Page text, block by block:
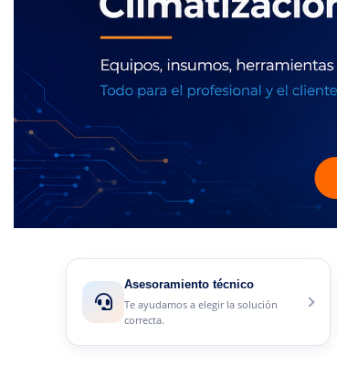
Asesoramiento técnico
Te ayudamos a elegir la solución
correcta.